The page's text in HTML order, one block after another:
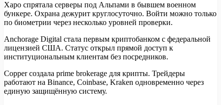
Xapo спрятала серверы под Альпами в бывшем военном
бункере. Охрана дежурит круглосуточно. Войти можно только
по биометрии через несколько уровней проверки.
Anchorage Digital стала первым криптобанком с федеральной
лицензией США. Статус открыл прямой доступ к
институциональным клиентам без посредников.
Copper создала prime brokerage для крипты. Трейдеры
работают на Binance, Coinbase, Kraken одновременно через
единую защищённую систему.